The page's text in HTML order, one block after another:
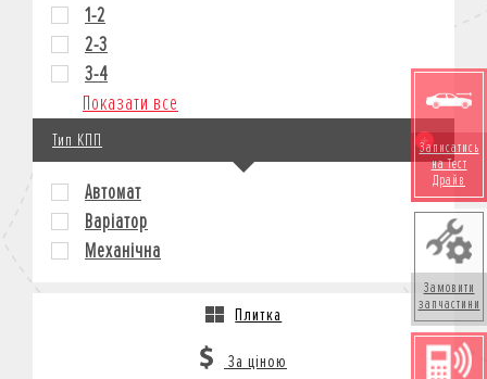
Записатись
на Тест
Драйв
Замовити
запчастини
1-2
2-3
3-4
Показати все
Тип КПП
Автомат
Варіатор
Механічна
Плитка
За ціною